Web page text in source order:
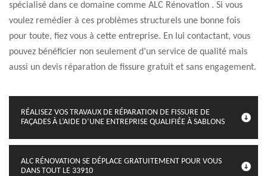
spécialisé dans ce domaine comme ALC Rénovation . Si vous
voulez remédier à ces problèmes structurels une bonne fois
pour toute, fiez vous à cette entreprise. En lui contactant, vous
pouvez bénéficier non seulement d’un service de qualité mais
aussi un devis réparation de fissure gratuit et sans engagement.
RÉALISEZ VOS TRAVAUX DE RÉPARATION DE FISSURE DE
FAÇADES À L’AIDE D’UNE ENTREPRISE QUALIFIÉE À SABLONS
ALC RÉNOVATION SE DÉPLACE GRATUITEMENT POUR VOUS
DANS TOUT LE 33910